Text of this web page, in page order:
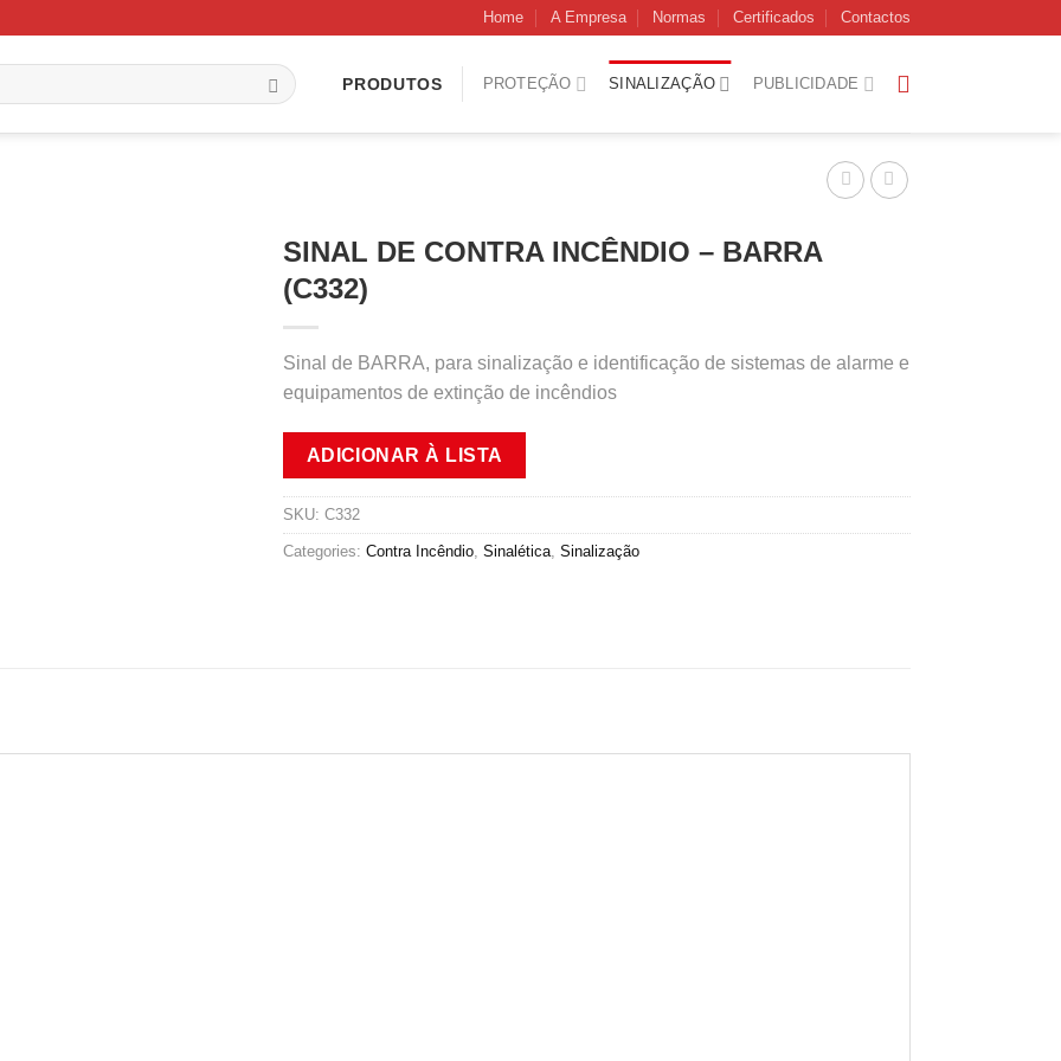
Home A Empresa Normas Certificados Contactos
PRODUTOS PROTEÇÃO SINALIZAÇÃO PUBLICIDADE
SINAL DE CONTRA INCÊNDIO – BARRA
(C332)
Sinal de BARRA, para sinalização e identificação de sistemas de alarme e
equipamentos de extinção de incêndios
ADICIONAR À LISTA
SKU: C332
Categories: Contra Incêndio, Sinalética, Sinalização